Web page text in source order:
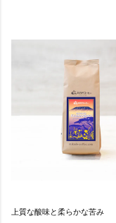
上質な酸味と柔らかな苦み